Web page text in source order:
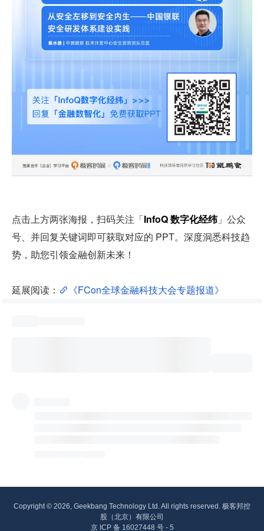
点击上方两张海报，扫码关注「InfoQ 数字化经纬」公众
号、并回复关键词即可获取对应的 PPT。深度洞悉科技趋
势，助您引领金融创新未来！
延展阅读： 《FCon全球金融科技大会专题报道》
Copyright © 2026, Geekbang Technology Ltd. All rights reserved. 极客邦控
股（北京）有限公司
京 ICP 备 16027448 号 - 5